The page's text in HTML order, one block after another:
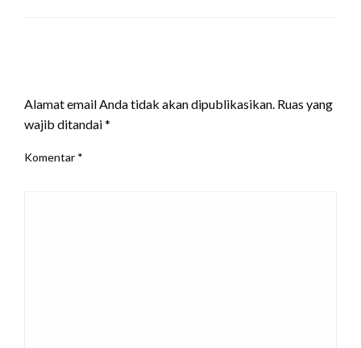
Alamat email Anda tidak akan dipublikasikan. Ruas yang
wajib ditandai*
Komentar *